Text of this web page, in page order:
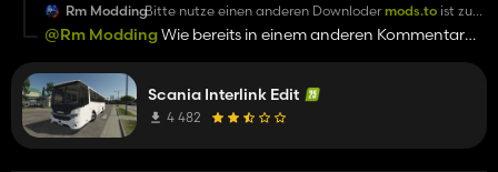
Rm ModdingBitte nutze einen anderen Downlodermods.toist zu
schlecht
@Rm ModdingWie bereits in einem anderen Kommentar
Ghostery-Erweiterung für Ihre Google-Suche sehr nützlich
ist. Die Downloads sind unkompliziert und kostenlos! Gern
geschehen :)
Scania Interlink Edit
4 482